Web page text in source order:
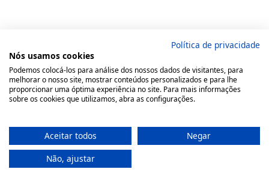
Política de privacidade
Nós usamos cookies
Podemos colocá-los para análise dos nossos dados de visitantes, para
melhorar o nosso site, mostrar conteúdos personalizados e para lhe
proporcionar uma óptima experiência no site. Para mais informações
sobre os cookies que utilizamos, abra as configurações.
Aceitar todos
Negar
Não, ajustar